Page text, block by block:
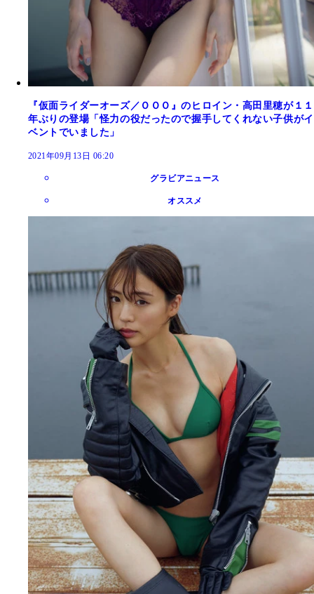
『仮面ライダーオーズ／ＯＯＯ』のヒロイン・高田里穂が１１
年ぶりの登場「怪力の役だったので握手してくれない子供がイ
ベントでいました」
2021年09月13日 06:20
グラビアニュース
オススメ